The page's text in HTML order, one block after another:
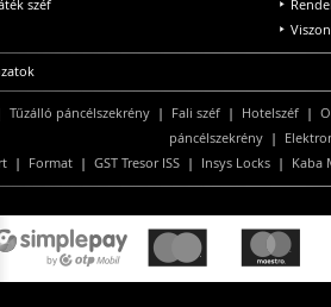
széf
Tűzálló páncélszekrény| Fali széf| Hotelszéf|
páncélszekrény |
| Format | GST Tresor ISS | Insys Locks | Kaba